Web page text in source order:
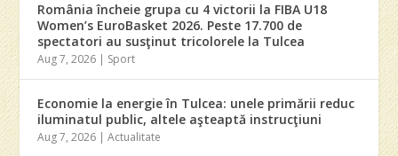
România încheie grupa cu 4 victorii la FIBA U18
Women’s EuroBasket 2026. Peste 17.700 de
spectatori au susţinut tricolorele la Tulcea
Aug 7, 2026 | Sport
Economie la energie în Tulcea: unele primării reduc
iluminatul public, altele aşteaptă instrucţiuni
Aug 7, 2026 |Actualitate